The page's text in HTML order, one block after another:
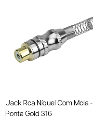
Jack Rca Níquel Com Mola -
Ponta Gold 316